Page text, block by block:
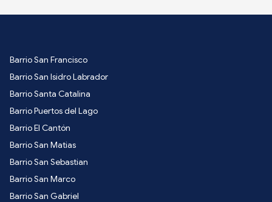
Barrio San Francisco
Barrio San Isidro Labrador
Barrio Santa Catalina
Barrio Puertos del Lago
Barrio El Cantón
Barrio San Matias
Barrio San Sebastian
Barrio San Marco
Barrio San Gabriel